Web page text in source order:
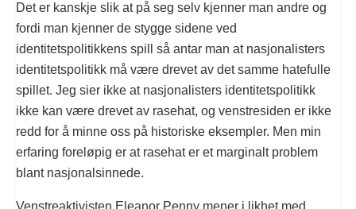
Det er kanskje slik at på seg selv kjenner man andre og
fordi man kjenner de stygge sidene ved
identitetspolitikkens spill så antar man at nasjonalisters
identitetspolitikk må være drevet av det samme hatefulle
spillet. Jeg sier ikke at nasjonalisters identitetspolitikk
ikke kan være drevet av rasehat, og venstresiden er ikke
redd for å minne oss på historiske eksempler. Men min
erfaring foreløpig er at rasehat er et marginalt problem
blant nasjonalsinnede.
Venstreaktivisten Eleanor Penny mener i likhet med